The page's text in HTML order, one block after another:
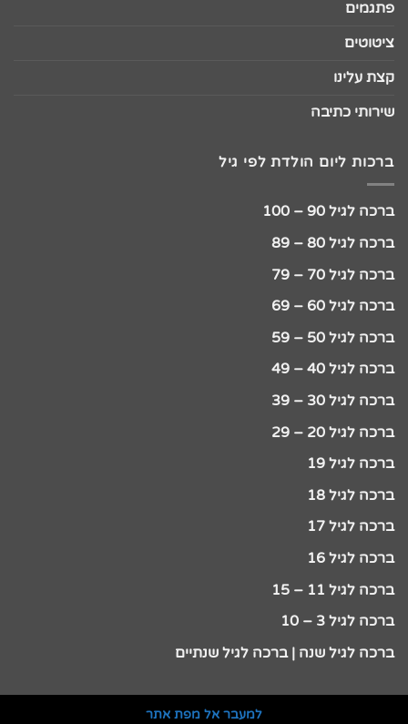
פתגמים
ציטוטים
קצת עלינו
שירותי כתיבה
ברכות ליום הולדת לפי גיל
ברכה לגיל 90 – 100
ברכה לגיל 80 – 89
ברכה לגיל 70 – 79
ברכה לגיל 60 – 69
ברכה לגיל 50 – 59
ברכה לגיל 40 – 49
ברכה לגיל 30 – 39
ברכה לגיל 20 – 29
ברכה לגיל 19
ברכה לגיל 18
ברכה לגיל 17
ברכה לגיל 16
ברכה לגיל 11 – 15
ברכה לגיל 3 – 10
ברכה לגיל שנה | ברכה לגיל שנתיים
למעבר אל מפת אתר